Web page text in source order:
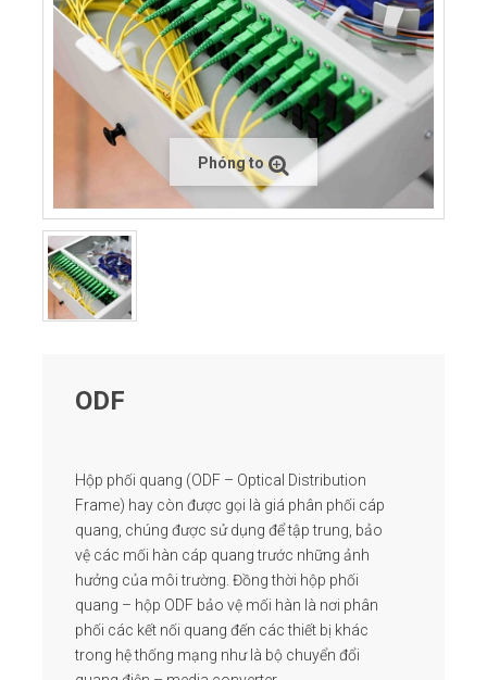
Phóng to
ODF
Hộp phối quang (ODF – Optical Distribution
Frame) hay còn được gọi là giá phân phối cáp
quang, chúng được sử dụng để tập trung, bảo
vệ các mối hàn cáp quang trước những ảnh
hưởng của môi trường. Đồng thời hộp phối
quang – hộp ODF bảo vệ mối hàn là nơi phân
phối các kết nối quang đến các thiết bị khác
trong hệ thống mạng như là bộ chuyển đổi